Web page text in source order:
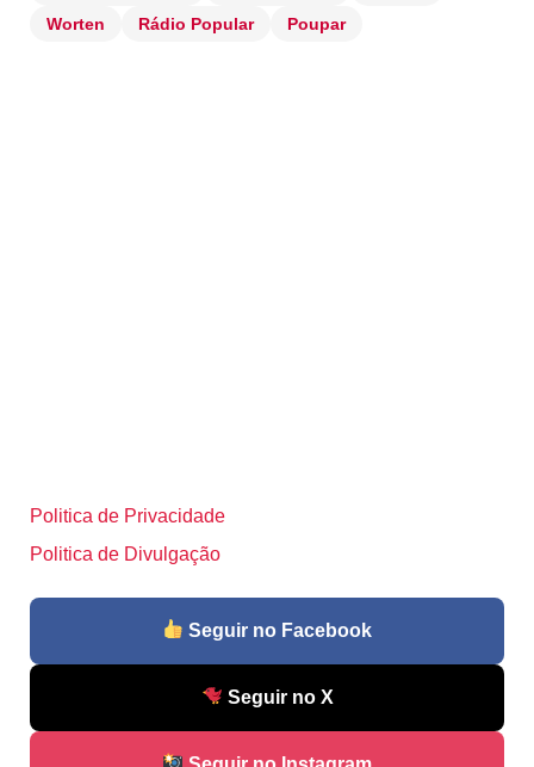
Worten
Rádio Popular Poupar
Politica de Privacidade
Politica de Divulgação
Seguir no Facebook
Seguir no X